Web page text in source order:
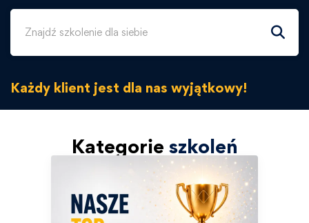
Każdy klient jest dla nas wyjątkowy!
Kategorie szkoleń